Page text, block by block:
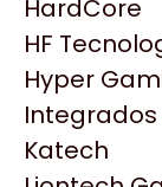
HyperX
INNO3D
Intel
Kingston
Lenovo
HardCore
HF
Hyper
Katech